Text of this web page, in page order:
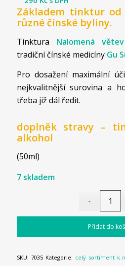
Základem tinktur od
různé čínské byliny.
Tinktura Nalomená větev
tradiční čínské medicínyGu
Pro dosažení maximální
nejkvalitnější surovina a
třeba již dál ředit.
doplněk stravy –
alkohol
(50ml)
7 skladem
Přidat do
SKU: 7035 Kategorie: celý sortiment k